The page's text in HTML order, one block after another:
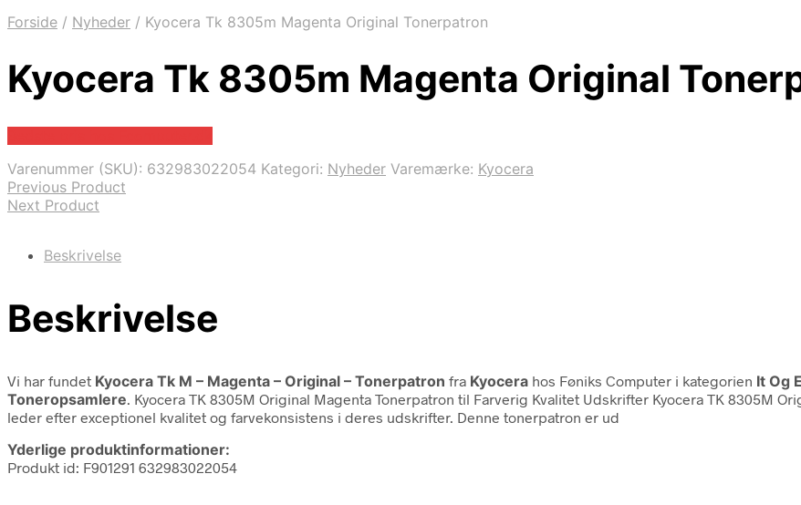
Forside / Nyheder / Kyocera Tk 8305m Magenta Original Tonerpatron
Kyocera Tk 8305m Magenta Original
Varenummer (SKU): 632983022054 Kategori: Nyheder Varemærke: Kyocera
Previous Product
Next Product
Beskrivelse
Beskrivelse
Vi har fundet Kyocera Tk M – Magenta – Original – Tonerpatron fra Kyocera hos Føniks Computer i kategorien It Og
Toneropsamlere . Kyocera TK 8305M Original Magenta Tonerpatron til Farverig Kvalitet Udskrifter Kyocera TK 8305M
leder efter exceptionel kvalitet og farvekonsistens i deres udskrifter. Denne tonerpatron er ud
Yderlige produktinformationer:
Produkt id: F901291 632983022054